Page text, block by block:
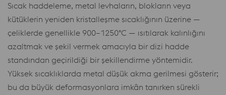
Sıcak haddeleme, metal levhaların, blokların veya
kütüklerin yeniden kristalleşme sıcaklığının üzerine —
çeliklerde genellikle 900–1250°C — ısıtılarak kalınlığını
azaltmak ve şekil vermek amacıyla bir dizi hadde
standından geçirildiği bir şekillendirme yöntemidir.
Yüksek sıcaklıklarda metal düşük akma gerilmesi gösterir;
bu da büyük deformasyonlara imkân tanırken sürekli